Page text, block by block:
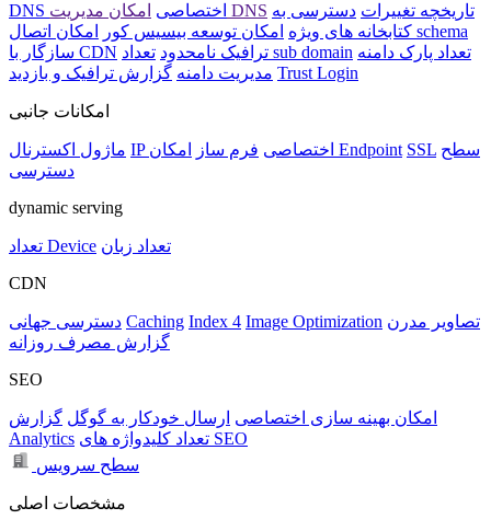
DNS اختصاصی امکان مدیریت DNS تاریخچه تغییرات دسترسی به
کتابخانه های ویژه امکان توسعه بیسیس کور
امکان اتصال schema
سازگار با CDN
ترافیک نامحدود تعداد sub domain تعداد پارک دامنه
مدیریت دامنه گزارش ترافیک و بازدید Trust Login
امکانات جانبی
ماژول اکسترنال IP اختصاصی فرم ساز امکان Endpoint SSL سطح
دسترسی
dynamic serving
تعداد Device تعداد زبان
CDN
دسترسی جهانی Caching Index 4 Image Optimization تصاویر مدرن
گزارش مصرف روزانه
SEO
امکان بهینه سازی اختصاصی ارسال خودکار به گوگل گزارش
Analytics
تعداد کلیدواژه های SEO
سطح سرویس
مشخصات اصلی